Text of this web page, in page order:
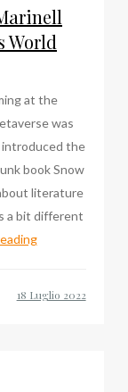
Davos
World
Economic
World
at the
was
introduced the
book Snow
literature
a bit different
Metaverse